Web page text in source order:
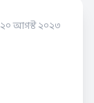
২০ আগস্ট ২০২৩